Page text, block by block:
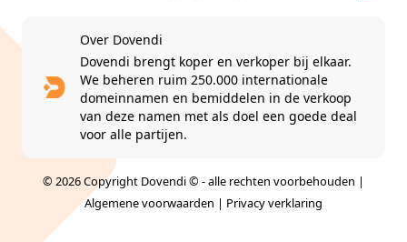
Over Dovendi
Dovendi brengt koper en verkoper bij elkaar.
We beheren ruim 250.000 internationale
domeinnamen en bemiddelen in de verkoop
van deze namen met als doel een goede deal
voor alle partijen.
© 2026 Copyright Dovendi © - alle rechten voorbehouden |
Algemene voorwaarden | Privacy verklaring